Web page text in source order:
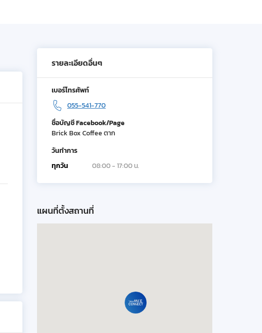
รายละเอียดอื่นๆ
เบอร์โทรศัพท์
055-541-770
ชื่อบัญชี Facebook/Page
Brick Box Coffee ตาก
วันทำการ
ทุกวัน
08:00 - 17:00 น.
แผนที่ตั้งสถานที่